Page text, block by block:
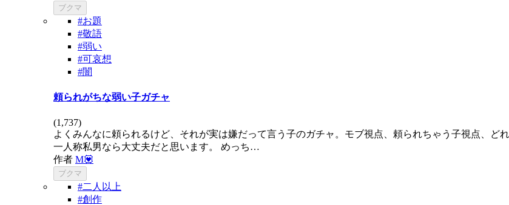
ブクマ
#お題
#敬語
#弱い
#可哀想
#闇
頼られがちな弱い子ガチャ
(1,737)
よくみんなに頼られるけど、それが実は嫌だって言う子のガチャ。モブ視点、頼られちゃう子視点、
一人称私男なら大丈夫だと思います。 めっち…
作者 M💟
ブクマ
#二人以上
#創作